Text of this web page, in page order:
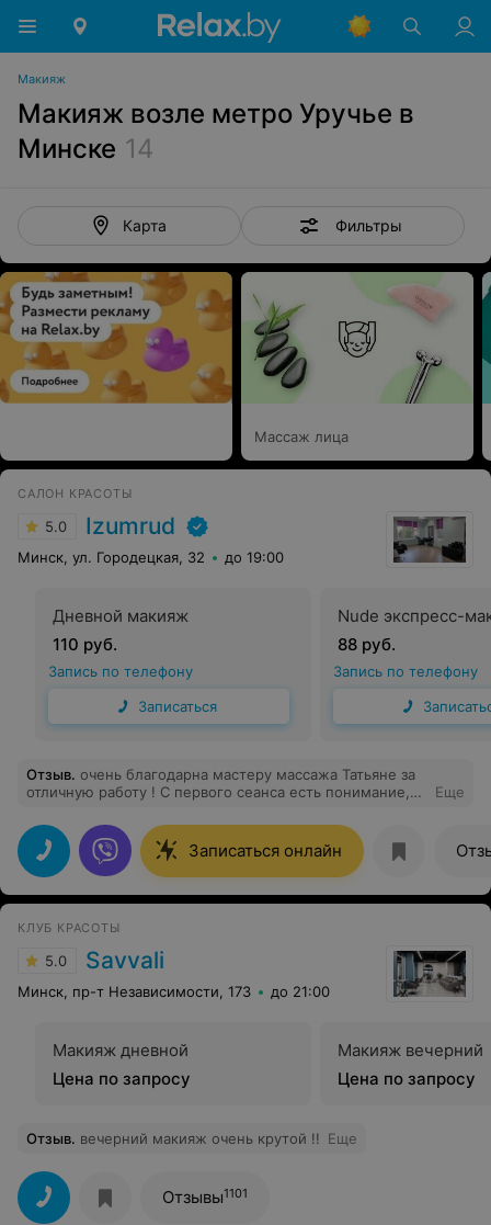
Макияж
Макияж возле метро Уручье в
Минске 14
Карта Фильтры
Массаж лица
САЛОН КРАСОТЫ
5.0 Izumrud
Минск, ул. Городецкая, 32 до 19:00
Дневной макияж
110 руб.
Запись по телефону
Записаться
Nude экспресс-
88 руб.
Запись по телефону
Отзыв. очень благодарна мастеру массажа Татьяне за
отличную работу ! С первого сеанса есть понимание,
ненавязчивая коммуникация, что важно когда
необходимо расслабиться!Все очень комфортно!Шчыра
дзякуй Татьяне!И еще ! С порога попадаешь в в
оооочень приветливую атмосферу, благодаря
администраторам!Всем спасибо!
Еще
Записаться онлайн
КЛУБ КРАСОТЫ
5.0 Savvali
Минск, пр-т Независимости, 173 до 21:00
Макияж дневной
Цена по запросу
Макияж вечерний
Цена по запросу
Отзыв. вечерний макияж очень крутой !! Еще
Отзывы1101